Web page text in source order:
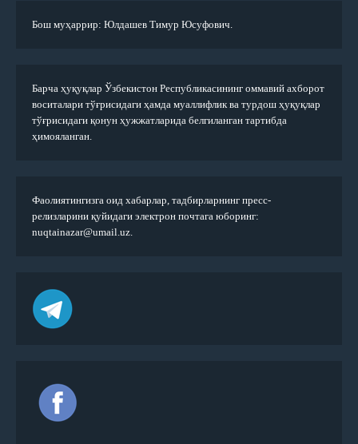
Бош муҳаррир: Юлдашев Тимур Юсуфович.
Барча ҳуқуқлар Ўзбекистон Республикасининг оммавий ахборот
воситалари тўғрисидаги ҳамда муаллифлик ва турдош ҳуқуқлар
тўғрисидаги қонун ҳужжатларида белгиланган тартибда
ҳимояланган.
Фаолиятингизга оид хабарлар, тадбирларнинг пресс-
релизларини қуйидаги электрон почтага юборинг:
nuqtainazar@umail.uz.